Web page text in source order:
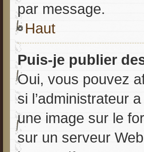
par message.
Haut
Puis-je publier
Oui, vous pouvez
si l’administrateur
une image sur le
sur un serveur